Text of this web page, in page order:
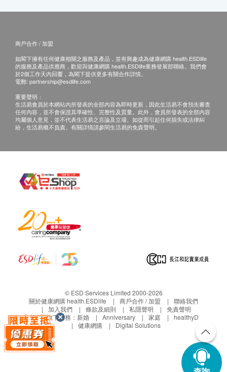
商戶合作 / 加盟
如閣下擁有任何健康相關之服務及產品，並有興趣成為健康網購 health.ESDlife
的服務及產品供應商，歡迎與健康網購 health.ESDlife業務發展部聯絡。我們會
於2個工作天內回覆，為閣下提供更多有關合作詳情。
電郵: partnership@esdlife.com
重要聲明：
生活易會員於本網站內所發表的全部內容為即時更新，因此生活易不會預先審查
任何內容，並不會保證其準確性、完整性及質量。此外，會員所發表的全部內容
均屬個人意見，並不代表生活易之言論及立場。如從而引起任何損失或法律糾
紛，生活易概不負責。有關詳情請參閱生活易的免責聲明。
© ESD Services Limited 2000-2026
關於健康網購 health.ESDlife
商戶合作 / 加盟
聯絡我們
加入我們
條款及細則 私隱聲明
免責聲明
生活易旗下業務： 新婚 Anniversary 家庭
healthyD
健康網購
Digital Solutions